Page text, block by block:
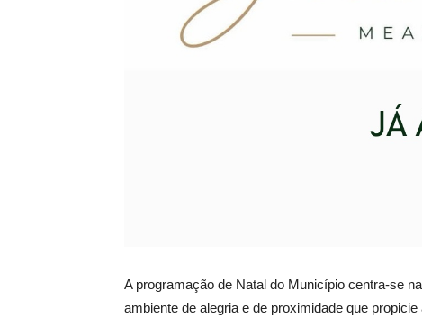
A programação de Natal do Município centra-se
ambiente de alegria e de proximidade que